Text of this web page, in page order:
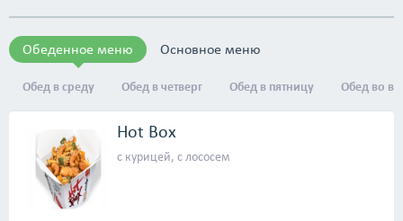
Обеденное меню Основное меню
Обед в среду Обед в четверг Обед в пятницу Обед во
Hot Box
с курицей, с лососем
специально разработанные сеты из суши, роллов и гунканов
&mdash; их больше 20 видов, &mdash; по очень приятным
ценам.</p> <p>Помимо суши и роллов, в меню &laquo;Суши
Весла Take Away&raquo; есть &laquo;Макарики ВОК&raquo;
&mdash; азиатские супы, салаты и горячие блюда,
приготовленные при помощи вока, &mdash; а также
уникальные для Минска &laquo;Суширрито&raquo;, которые
представляют собой симбиоз суши и мексиканского буррито.
</p> <p>Больше информации и подробное меню вы найдете
на сайте sushivesla.by &mdash; переходите, заказывайте и
наслаждайтесь! Потому что &laquo;Суши Весла&raquo;
&mdash; это вкусно, выгодно и круглосуточно!</p>